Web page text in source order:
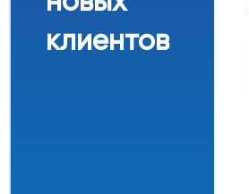
клиентов